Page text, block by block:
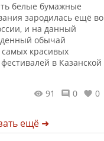
белые бумажные
зародилась ещё во
и на данный
обычай
красивых
в Казанской
91
0 0
ещё ➜